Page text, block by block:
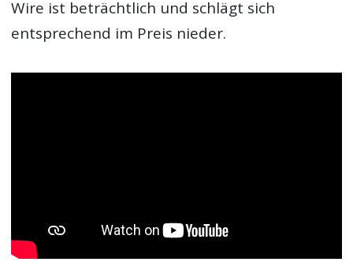
Wire ist beträchtlich und schlägt sich
entsprechend im Preis nieder.